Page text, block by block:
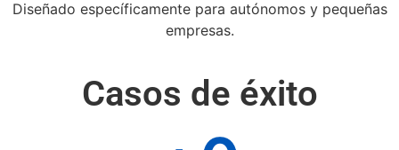
Diseñado específicamente para autónomos y pequeñas
empresas.
Casos de éxito